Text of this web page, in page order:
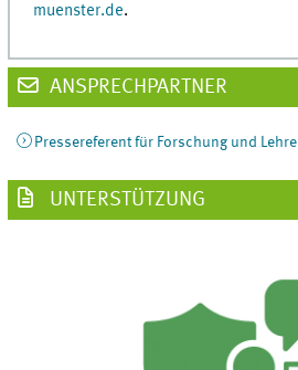
muenster.de.
ANSPRECHPARTNER
Pressereferent für Forschung und Lehre
UNTERSTÜTZUNG